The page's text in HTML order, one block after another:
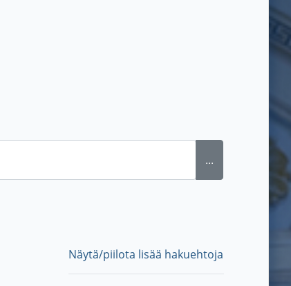
...
Näytä/piilota lisää hakuehtoja